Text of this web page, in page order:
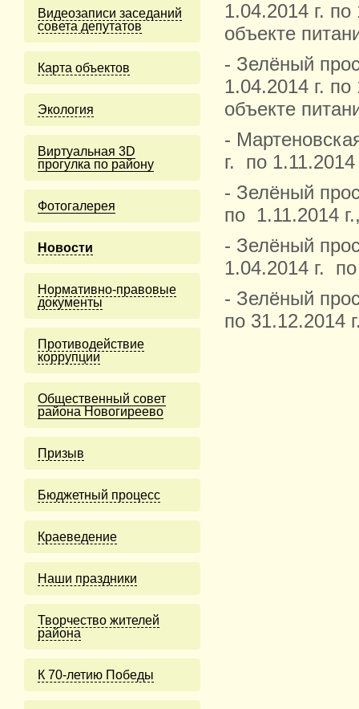
Видеозаписи заседаний
совета депутатов
Карта объектов
Экология
Виртуальная 3D
прогулка по району
Фотогалерея
Новости
Нормативно-правовые
документы
Противодействие
коррупции
Общественный совет
района Новогиреево
Призыв
Бюджетный процесс
Краеведение
Наши праздники
Творчество жителей
района
К 70-летию Победы
1.04.2014 г.
объекте
- Зелёный
1.04.2014 г.
объекте
-
г. по
- Зелёный
по 1.11.2014
- Зелёный
1.04.2014 г.
- Зелёный
по 31.12.2014